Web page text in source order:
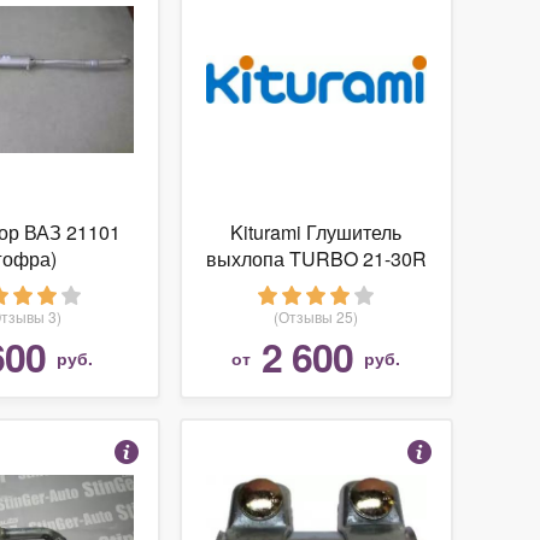
ВАЗ 21101
3)
руб.
Kiturami Глушитель
выхлопа TURBO 21-30R
(966)
(Отзывы 25)
от 2 600 руб.